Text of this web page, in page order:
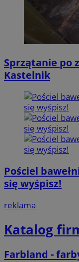
Sprzątanie po
Kastelnik
Pościel
się wyśpisz!
reklama
Katalog
Farbland -